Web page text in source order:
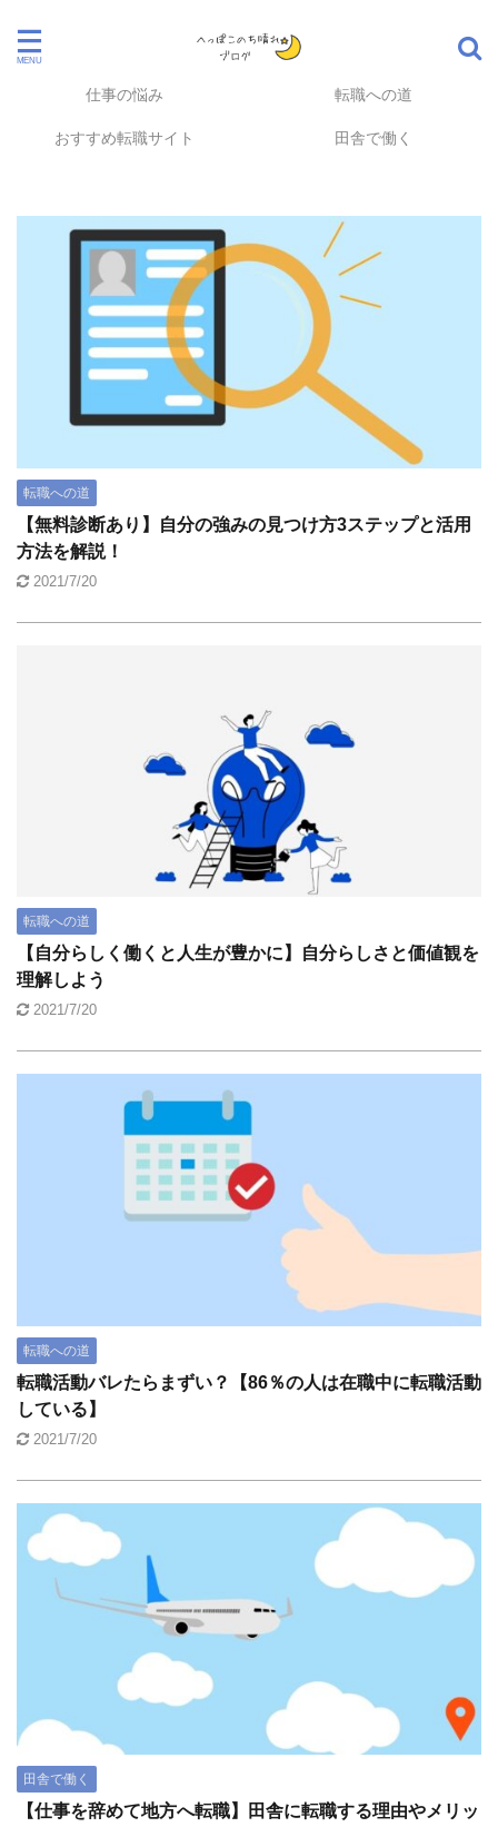
仕事の悩み 転職への道
おすすめ転職サイト 田舎で働く
転職への道
【無料診断あり】自分の強みの見つけ方3ステップと活用
方法を解説！
2021/7/20
転職への道
【自分らしく働くと人生が豊かに】自分らしさと価値観を
理解しよう
2021/7/20
転職への道
転職活動バレたらまずい？【86％の人は在職中に転職活動
している】
2021/7/20
田舎で働く
【仕事を辞めて地方へ転職】田舎に転職する理由やメリッ